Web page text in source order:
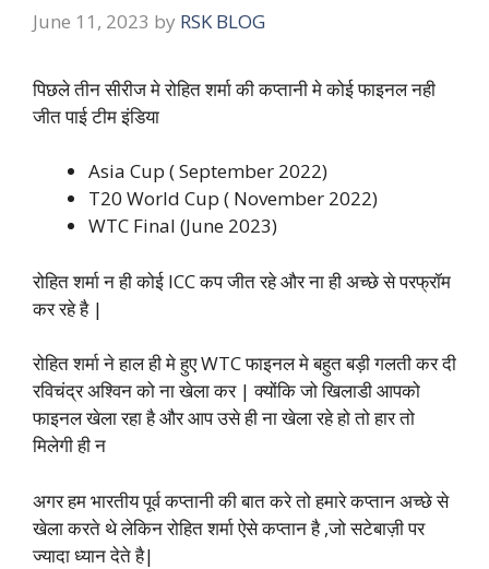
June 11, 2023 by RSK BLOG
पिछले तीन सीरीज मे रोहित शर्मा की कप्तानी मे कोई फाइनल नही
जीत पाई टीम इंडिया
Asia Cup ( September 2022)
T20 World Cup ( November 2022)
WTC Final (June 2023)
रोहित शर्मा न ही कोई ICC कप जीत रहे और ना ही अच्छे से परफ्रॉम
कर रहे है |
रोहित शर्मा ने हाल ही मे हुए WTC फाइनल मे बहुत बड़ी गलती कर दी
रविचंद्र अश्विन को ना खेला कर | क्योंकि जो खिलाडी आपको
फाइनल खेला रहा है और आप उसे ही ना खेला रहे हो तो हार तो
मिलेगी ही न
अगर हम भारतीय पूर्व कप्तानी की बात करे तो हमारे कप्तान अच्छे से
खेला करते थे लेकिन रोहित शर्मा ऐसे कप्तान है ,जो सटेबाज़ी पर
ज्यादा ध्यान देते है|